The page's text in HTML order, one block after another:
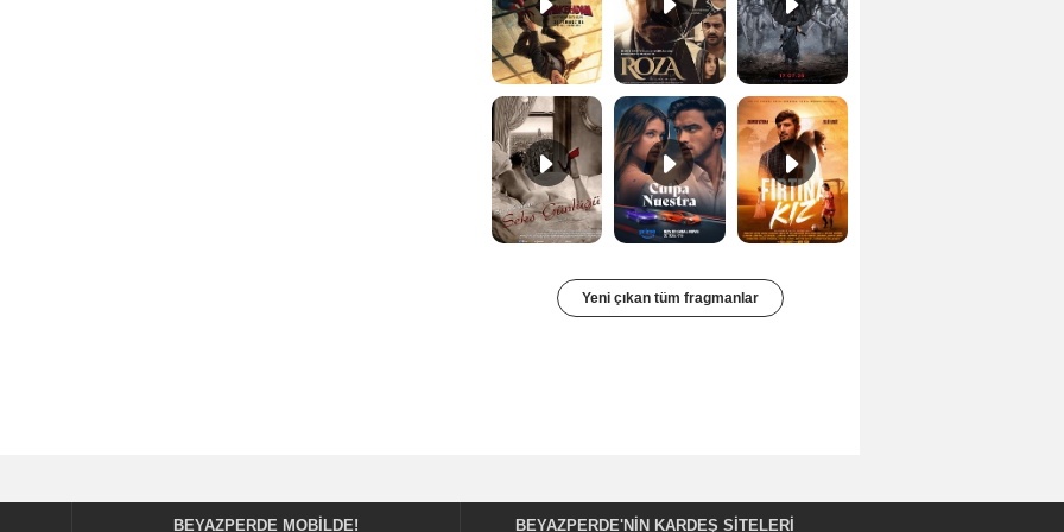
Bir Kadının Seks Günlüğü Orijinal Fragman Culpa nuestra Teaser Fırtına Kız Fragman
Yeni çıkan tüm fragmanlar
BEYAZPERDE MOBILDE! BEYAZPERDE'NIN KARDEŞ SİTELERİ